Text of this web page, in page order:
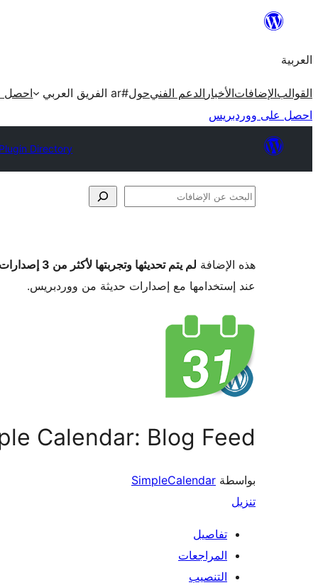
المحتوى
العربية
القوالبالإضافاتالأخبار الدعم الفنيحول#ar الفريق العربي
احصل
احصل على ووردبريس
Directory
البحث
هذه الإضافة لم يتم تحديثها وتجربتها لأكثر من 3 إصدارات ووردبريس رئيسية
عند إستخدامها مع إصدارات حديثة من ووردبريس.
Calendar: Blog Feed
بواسطة SimpleCalendar
تنزيل
تفاصيل
المراجعات
التنصيب